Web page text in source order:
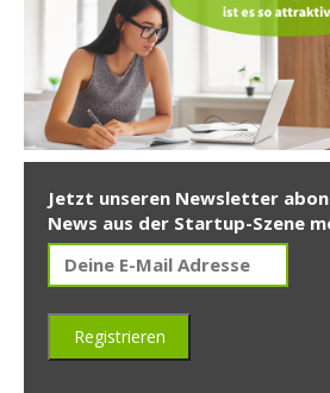
Jetzt unseren Newsletter
News aus der Startup-Szene